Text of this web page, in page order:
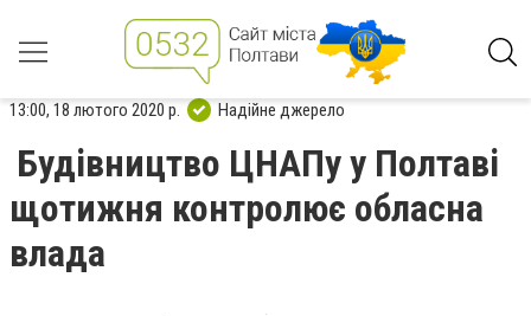
13:00, 18 лютого 2020 р. Надійне джерело
Будівництво ЦНАПу у Полтаві
щотижня контролює обласна
влада